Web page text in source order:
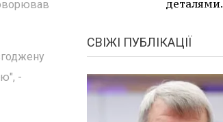
-
деталями.
СВІЖІ ПУБЛІКАЦІЇ